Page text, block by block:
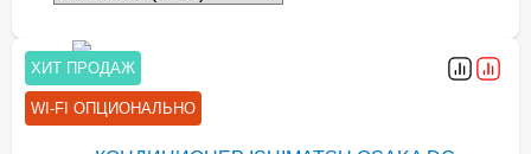
ХИТ ПРОДАЖ
WI-FI ОПЦИОНАЛЬНО